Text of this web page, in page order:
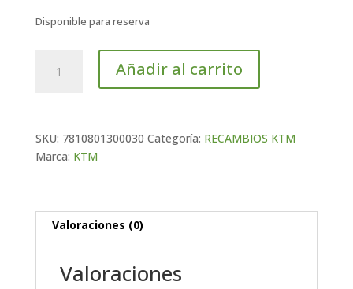
Disponible para reserva
PART
Añadir al carrito
SKU: 7810801300030 Categoría: RECAMBIOS KTM
Marca: KTM
Valoraciones (0)
Valoraciones